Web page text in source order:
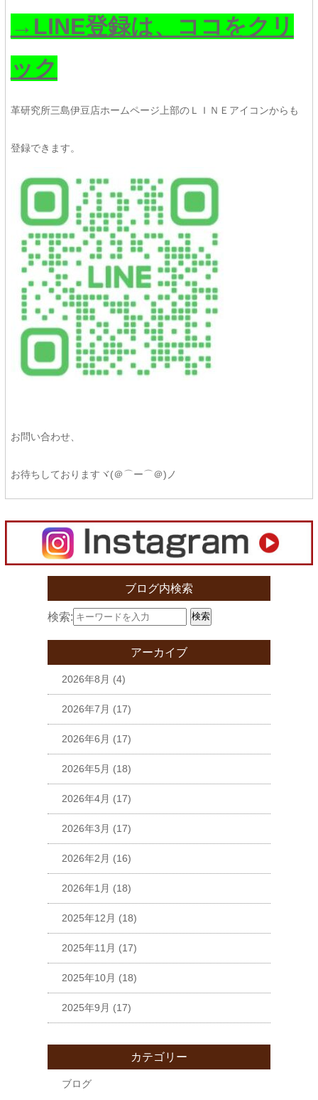
→LINE登録は、ココをクリ
ック
革研究所三島伊豆店ホームページ上部のＬＩＮＥアイコンからも
登録できます。
お問い合わせ、
お待ちしておりますヾ(＠⌒ー⌒＠)ノ
ブログ内検索
検索: 検索
アーカイブ
2026年8月 (4)
2026年7月 (17)
2026年6月 (17)
2026年5月 (18)
2026年4月 (17)
2026年3月 (17)
2026年2月 (16)
2026年1月 (18)
2025年12月 (18)
2025年11月 (17)
2025年10月 (18)
2025年9月 (17)
カテゴリー
ブログ